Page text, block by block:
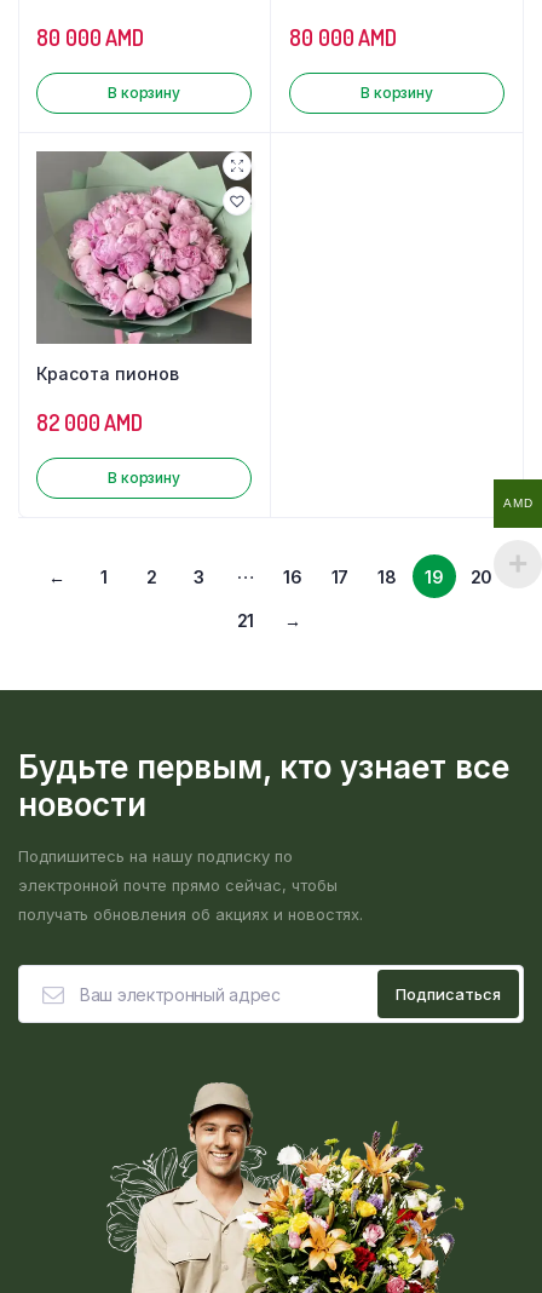
80 000AMD
В корзину
80 000AMD
В корзину
Красота пионов
82 000AMD
В корзину
← 1 2 3 … 16 17 18 19 20
21 →
Будьте первым, кто узнает все
новости
Подпишитесь на нашу подписку по
электронной почте прямо сейчас, чтобы
получать обновления об акциях и новостях.
AMD